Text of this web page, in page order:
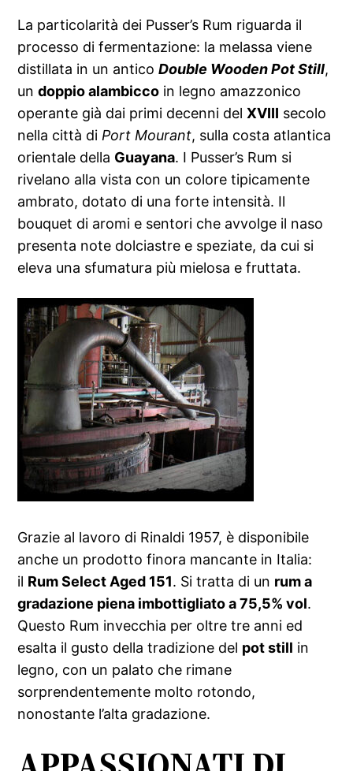
La particolarità dei Pusser’s Rum riguarda il
processo di fermentazione: la melassa viene
distillata in un anticoDouble Wooden Pot Still,
undoppio alambicco in legno amazzonico
operante già dai primi decenni delXVIII secolo
nella città diPort Mourant, sulla costa atlantica
orientale della Guayana. I Pusser’s Rum si
rivelano alla vista con un colore tipicamente
ambrato, dotato di una forte intensità. Il
bouquet di aromi e sentori che avvolge il naso
presenta note dolciastre e speziate, da cui si
eleva una sfumatura più mielosa e fruttata.
Grazie al lavoro di Rinaldi 1957, è disponibile
anche un prodotto finora mancante in Italia:
il Rum Select Aged 151. Si tratta di un rum a
gradazione piena imbottigliato a 75,5% vol.
Questo Rum invecchia per oltre tre anni ed
esalta il gusto della tradizione del pot still in
legno, con un palato che rimane
sorprendentemente molto rotondo,
nonostante l’alta gradazione.